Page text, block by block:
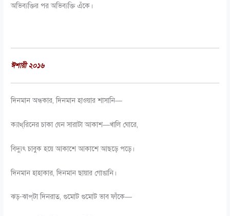
অভিব্যক্তির পর অভিব্যক্তি এঁকে।
ঈশায়ী ২০১৬
দিনমান অন্ধকার, দিনমান হাওয়ার শাসানি—
ক্যাথ্‌রিনের চাকা যেন সারাটা আকাশ—খালি ঘোরে,
বিদ্যুৎ চাবুক হয়ে আকাশে আকাশে আছড়ে পড়ে।
দিনমান হাহাকার, দিনমান ছায়ার গোঙানি।
ঝড়-ঝাপ্‌টা দিনরাত, গুমোট গুমোট ভাব ফাঁকে—